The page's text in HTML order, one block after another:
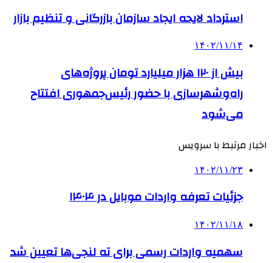
استرداد لایحه ایجاد سازمان بازرگانی و تنظیم بازار
۱۴۰۲/۱۱/۱۴
بیش از ۱۲۰ هزار میلیارد تومان پروژه‌های
راه‌وشهرسازی با حضور رئیس‌جمهوری افتتاح
می‌شود
اخبار مرتبط با سرویس
۱۴۰۲/۱۱/۲۳
جزئیات تعرفه واردات موبایل در ۱۴۰۴
۱۴۰۲/۱۱/۱۸
سهمیه واردات رسمی برای ته لنجی‌ها تعیین شد